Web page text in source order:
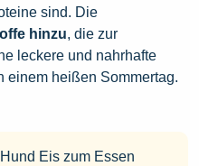
sind. Die
hinzu, die zur
leckere und nahrhafte
einem heißen Sommertag.
Eis zum Essen